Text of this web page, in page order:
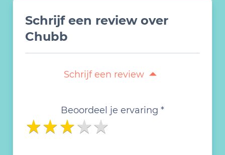
Schrijf een review over
Chubb
Schrijf een review
Beoordeel je ervaring *